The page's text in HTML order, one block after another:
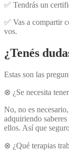
✅ Tendrás un
✅ Vas a compartir
vos.
¿Tenés
Estas son las
⊗ ¿Se necesita
No, no es
adquiriendo
ellos. Así que
⊗ ¿Qué terapias